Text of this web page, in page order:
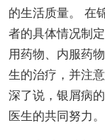
的生活质量。 在
者的具体情况制
用药物、内服药
生的治疗，并注
深了说，银屑病
医生的共同努力。